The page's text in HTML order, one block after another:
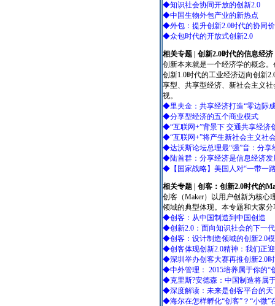
◆知识社会协同开放的创新2.0
◆中国生物外包产业的新热点
◆外包：提升创新2.0时代的协同
◆众包时代的开放式创新2.0
相关专题 | 创新2.0时代的信息经济
创新本来就是一个经济学的概念
创新1.0时代的工业经济迈向创新
享型、共享型经济、新社会主义
视。
◆里夫金：共享经济打造“零边际
◆分享型经济的五个商业模式
◆“互联网+”背景下 交通共享经济
◆“互联网+”将产生新社会主义社
◆达沃斯论坛总理最“强”音：分享
◆陆首群：分享经济是信息经济发
◆【国家战略】美国人对“一带一
相关专题 | 创客：创新2.0时代的
创客（Maker）以用户创新为核心
领域的典型体现。本专题和大家
◆创客：从中国制造到中国创造
◆创新2.0：面向知识社会的下一
◆创客：设计制造领域的创新2.0
◆创客体现创新2.0精神：我们正
◆深圳举办创客大赛再推创新2.0
◆中外管理： 2015培养属于你的“
◆克里斯?安德森：中国制造将属
◆深度解读：未来是创客平台的天
◆海尔在怎样孵化“创客”？“小微”